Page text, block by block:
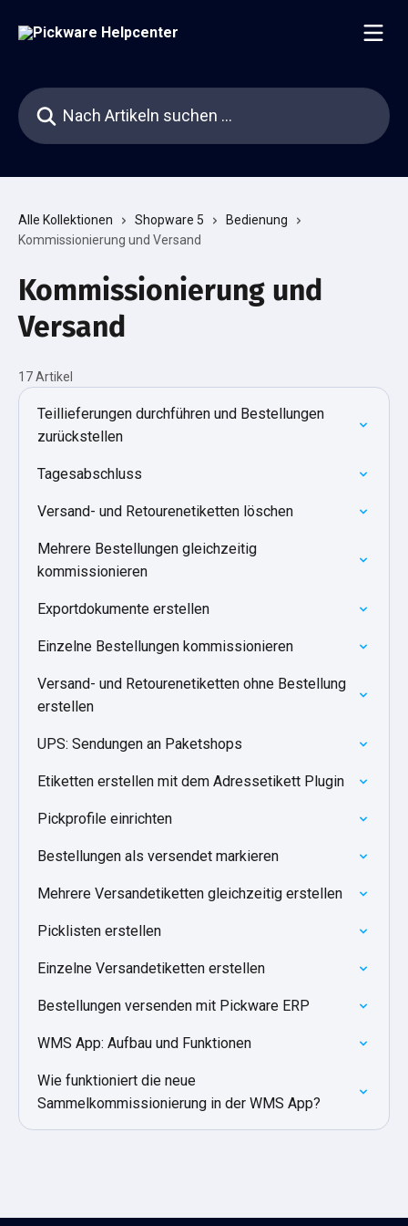
Nach Artikeln suchen …
Alle Kollektionen Shopware 5
Bedienung
Kommissionierung und Versand
Kommissionierung und
Versand
17 Artikel
Teillieferungen durchführen und Bestellungen
zurückstellen
Tagesabschluss
Versand- und Retourenetiketten löschen
Mehrere Bestellungen gleichzeitig
kommissionieren
Exportdokumente erstellen
Einzelne Bestellungen kommissionieren
Versand- und Retourenetiketten ohne Bestellung
erstellen
UPS: Sendungen an Paketshops
Etiketten erstellen mit dem Adressetikett Plugin
Pickprofile einrichten
Bestellungen als versendet markieren
Mehrere Versandetiketten gleichzeitig erstellen
Picklisten erstellen
Einzelne Versandetiketten erstellen
Bestellungen versenden mit Pickware ERP
WMS App: Aufbau und Funktionen
Wie funktioniert die neue
Sammelkommissionierung in der WMS App?